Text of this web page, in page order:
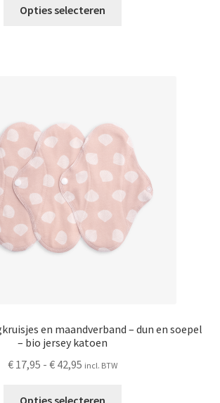
tot
Opties selecteren
kan
gekozen
worden
op
de
productpagina
en maandverband – dun en soepel
– bio jersey katoen
€ 17,95 - € 42,95 Prijsklasse:
tot
incl. BTW
Opties selecteren